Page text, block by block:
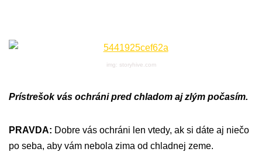
img: storyhive.com
Prístrešok vás ochráni pred chladom aj zlým počasím.
PRAVDA: Dobre vás ochráni len vtedy, ak si dáte aj niečo
po seba, aby vám nebola zima od chladnej zeme.